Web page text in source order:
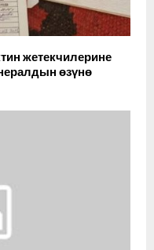
жетекчилерине
өзүнө